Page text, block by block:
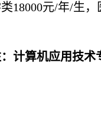
18000元/年/生，
：计算机应用技术